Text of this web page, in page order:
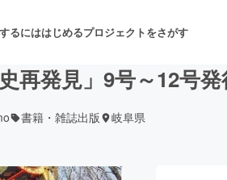
るにははじめるプロジェクトをさがす
再発見」9号～12号発
書籍・雑誌出版 岐阜県